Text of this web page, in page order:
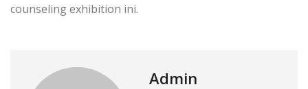
counseling exhibition ini.
Admin